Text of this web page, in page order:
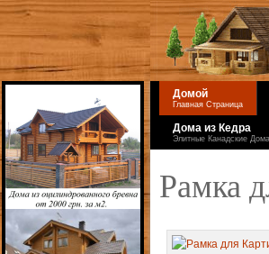
Домой
Главная Страница
Дома из Кедра
Элитные Канадские Дома
Рамка